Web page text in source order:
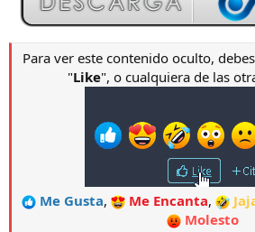
Para ver este contenido oculto,
"Like", o cualquiera de las
Me Gusta, Me Encanta,
Molesto